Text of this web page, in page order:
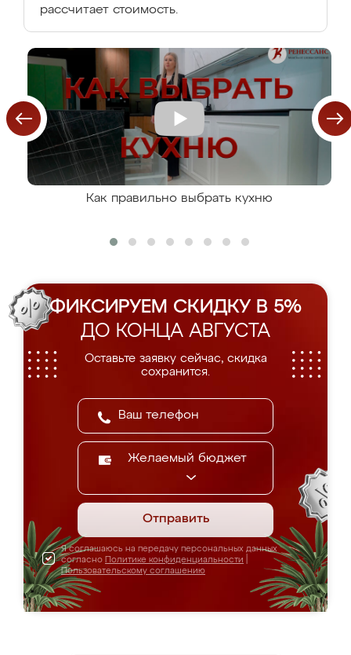
рассчитает стоимость.
Как правильно выбрать кухню
ФИКСИРУЕМ СКИДКУ В 5%
ДО КОНЦА АВГУСТА
Оставьте заявку сейчас, скидка
сохранится.
Желаемый бюджет
Отправить
Я соглашаюсь на передачу персональных данных
согласно Политике конфиденциальности
Пользовательскому соглашению